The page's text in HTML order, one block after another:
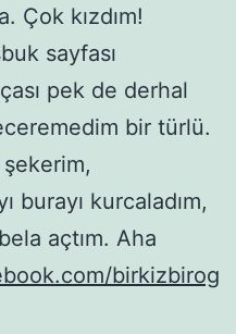
Çok kızdım!
sayfası
pek de derhal
bir türlü.
burayı kurcaladım,
açtım. Aha
birkizbirog